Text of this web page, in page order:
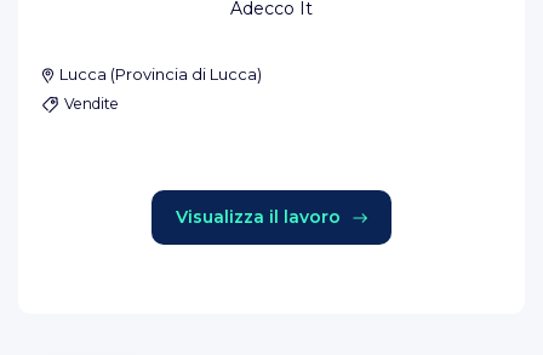
Adecco It
Lucca (Provincia di Lucca)
Vendite
Visualizza il lavoro